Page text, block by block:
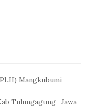
Mangkubumi
Tulungagung- Jawa